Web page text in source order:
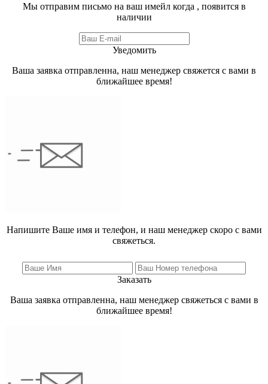
Мы отправим письмо на ваш имейл когда , появится в
наличии
Уведомить
Ваша заявка отправленна, наш менеджер свяжется с вами в
ближайшее время!
Напишите Ваше имя и телефон, и наш менеджер скоро с вами
свяжеться.
Заказать
Ваша заявка отправленна, наш менеджер свяжеться с вами в
ближайшее время!